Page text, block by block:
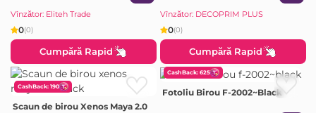
Vînzător: Eliteh Trade
0(0)
Cumpără Rapid
Vînzător: DECOPRIM PLUS
0(0)
Cumpără Rapid
CashBack: 190
Scaun de birou Xenos Maya 2.0
CashBack: 625
Fotoliu Birou F-2002~Black